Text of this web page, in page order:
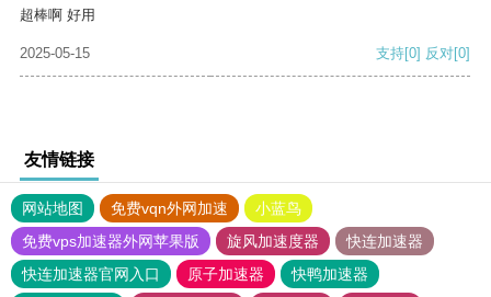
超棒啊 好用
2025-05-15 支持[0] 反对[0]
友情链接
网站地图 免费vqn外网加速
小蓝鸟
免费vps加速器外网苹果版
旋风加速度器
快连加速器
快连加速器官网入口
原子加速器
快鸭加速器